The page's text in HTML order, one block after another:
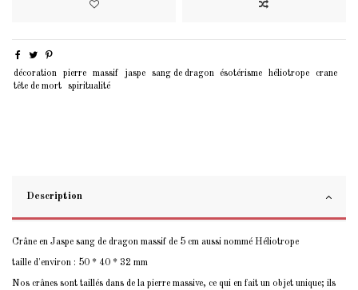
décoration pierre massif jaspe sang de dragon ésotérisme héliotrope
crane
tête de mort
spiritualité
Description
Crâne en Jaspe sang de dragon massif de 5 cm aussi nommé Héliotrope
taille d'environ : 50 * 40 * 32 mm
Nos crânes sont taillés dans de la pierre massive, ce qui en fait un objet unique; ils